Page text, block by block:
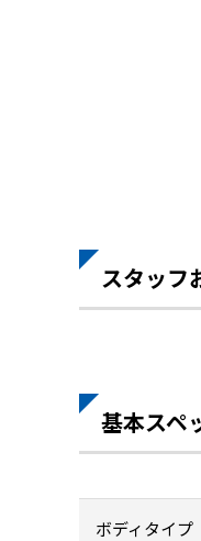
スタッフ
基本スペ
ボディタイプ